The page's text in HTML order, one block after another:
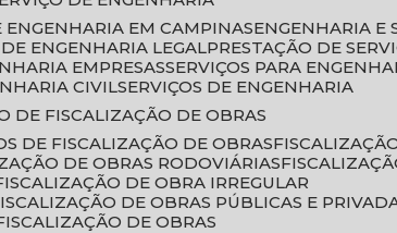
ENGENHARIA EM CAMPINAS
ENGENHARIA E
DE ENGENHARIA LEGAL
PRESTAÇÃO DE
EMPRESAS SERVIÇOS PARA
CIVIL SERVIÇOS DE ENGENHARIA
DE FISCALIZAÇÃO DE OBRAS
DE FISCALIZAÇÃO DE OBRAS
DE OBRAS RODOVIÁRIAS
FISCALIZAÇÃO DE OBRA IRREGULAR
FISCALIZAÇÃO DE OBRAS PÚBLICAS E
DE OBRAS